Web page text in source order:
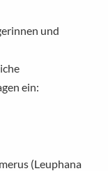
und
ein:
(Leuphana